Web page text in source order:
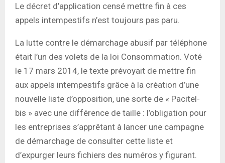
Le décret d’application censé mettre fin à ces
appels intempestifs n’est toujours pas paru.
La lutte contre le démarchage abusif par téléphone
était l’un des volets de la loi Consommation. Voté
le 17 mars 2014, le texte prévoyait de mettre fin
aux appels intempestifs grâce à la création d’une
nouvelle liste d’opposition, une sorte de « Pacitel-
bis » avec une différence de taille : l’obligation pour
les entreprises s’apprêtant à lancer une campagne
de démarchage de consulter cette liste et
d’expurger leurs fichiers des numéros y figurant.